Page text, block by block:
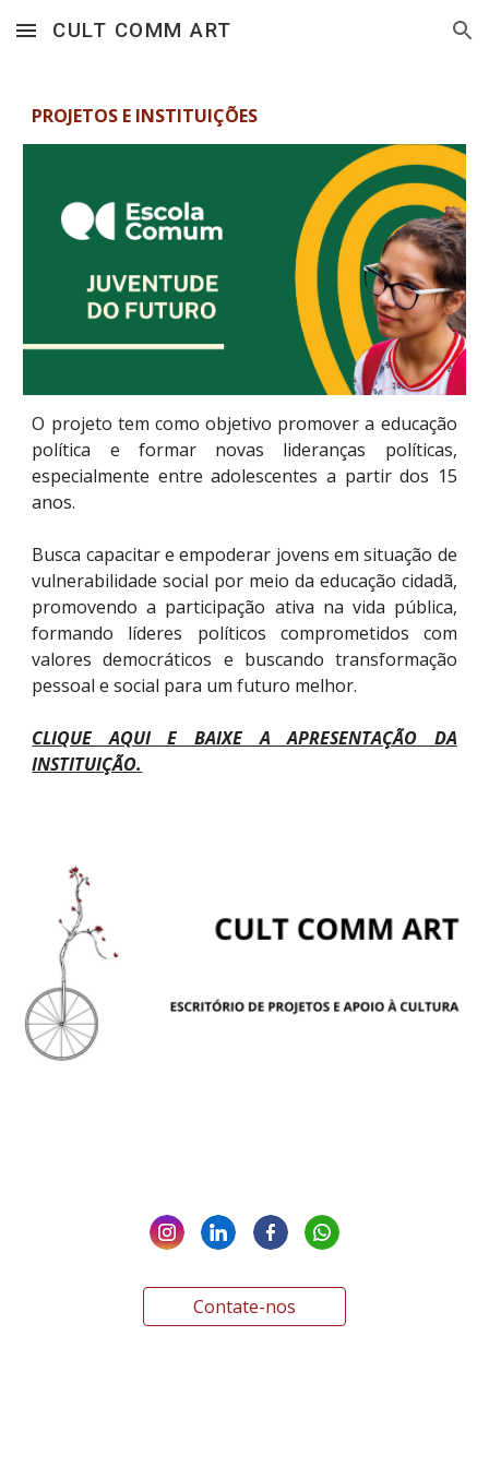
Skip to main content Skip to navigation
CULT COMM ART
PROJETOS E INSTITUIÇÕES
O projeto tem como objetivo promover a educação
política e formar novas lideranças políticas,
especialmente entre adolescentes a partir dos 15
anos.
Busca capacitar e empoderar jovens em situação de
vulnerabilidade social por meio da educação cidadã,
promovendo a participação ativa na vida pública,
formando líderes políticos comprometidos com
valores democráticos e buscando transformação
pessoal e social para um futuro melhor.
CLIQUE AQUI E BAIXE A APRESENTAÇÃO DA
INSTITUIÇÃO.
Contate-nos